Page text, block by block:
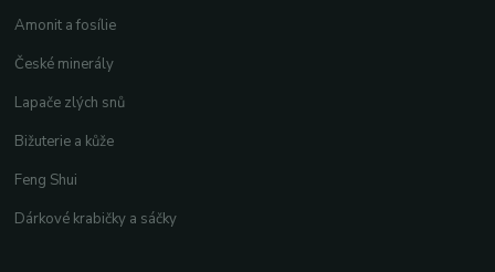
Amonit a fosílie
České minerály
Lapače zlých snů
Bižuterie a kůže
Feng Shui
Dárkové krabičky a sáčky